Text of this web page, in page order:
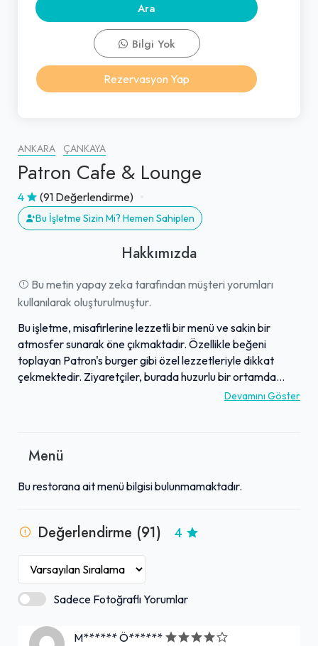
ANKARA ÇANKAYA
Patron Cafe & Lounge
4 (91 Değerlendirme)
Bu İşletme Sizin Mi? Hemen Sahiplen
Hakkımızda
Bu metin yapay zeka tarafından müşteri yorumları
kullanılarak oluşturulmuştur.
Bu işletme, misafirlerine lezzetli bir menü ve sakin bir
atmosfer sunarak öne çıkmaktadır. Özellikle beğeni
toplayan Patron's burger gibi özel lezzetleriyle dikkat
çekmektedir. Ziyaretçiler, burada huzurlu bir ortamda
oyun oynama imkanı bulmakta ve ilgili personel sayesinde
rahatlatıcı bir ortam arayanlar için cazip bir alternatiftir.
Devamını Göster
Menü
Bu restorana ait menü bilgisi bulunmamaktadır.
Değerlendirme (91) 4
Sadece Fotoğraflı Yorumlar
M****** Ö******
Ara
Bilgi Yok
Rezervasyon Yap